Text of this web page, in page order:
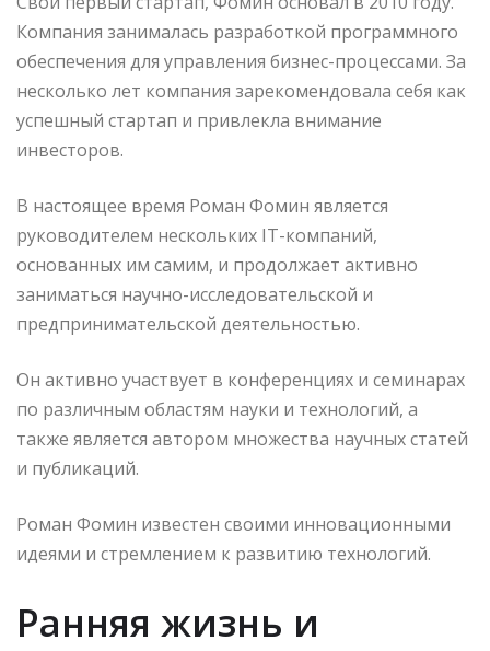
Компания занималась разработкой программного
обеспечения для управления бизнес-процессами. За
несколько лет компания зарекомендовала себя как
успешный стартап и привлекла внимание
инвесторов.
В настоящее время Роман Фомин является
руководителем нескольких IT-компаний,
основанных им самим, и продолжает активно
заниматься научно-исследовательской и
предпринимательской деятельностью.
Он активно участвует в конференциях и семинарах
по различным областям науки и технологий, а
также является автором множества научных статей
и публикаций.
Роман Фомин известен своими инновационными
идеями и стремлением к развитию технологий.
Ранняя жизнь и